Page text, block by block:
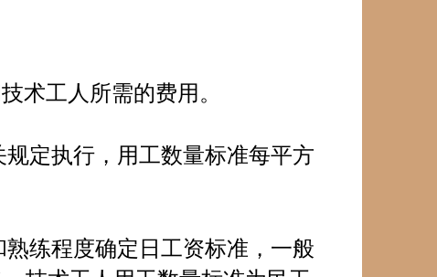
术工人所需的费用。
定执行，用工数量标准每平方
练程度确定日工资标准，一般